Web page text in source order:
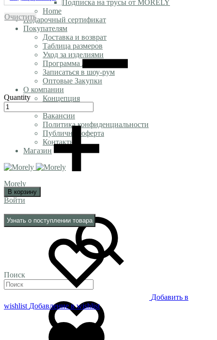
Подписка на трусы от MORELY
Home
Подарочный сертификат
Покупателям
Доставка и возврат
Таблица размеров
Уход за изделиями
Программа Лояльности
Записаться в шоу-рум
Оптовые Закупки
О компании
Концепция
Вакансии
Политика конфиденциальности
Публичная оферта
Контакты
Магазин
Morely
Войти
Поиск
Очистить
Quantity
В корзину
Узнать о поступлении товара
Добавить в
wishlist Добавление в wishlist